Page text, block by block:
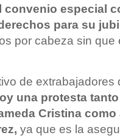
especial
para su
por cabeza sin
de extrabajadores
una protesta
Cristina
ya que es la